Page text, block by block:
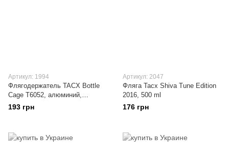
Артикул: 1994
Флягодержатель TACX Bottle
Cage T6052, алюминий,
серебро
193 грн
Артикул: 2047
Фляга Tacx Shiva Tune Edition
2016, 500 ml
176 грн